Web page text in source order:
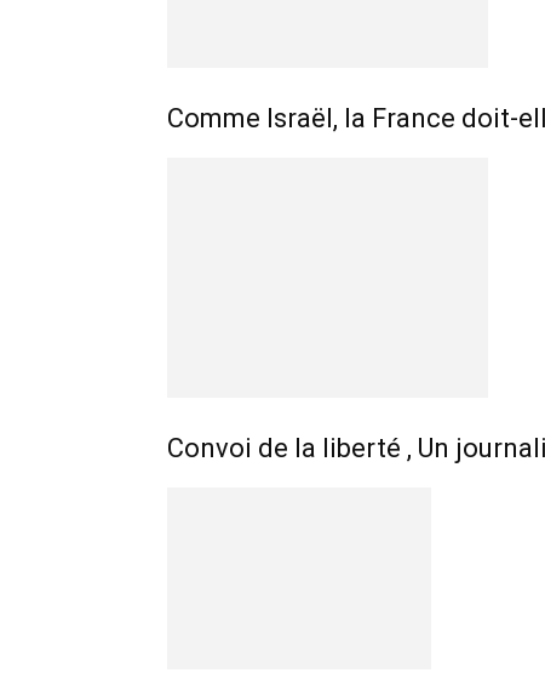
Comme Israël, la France doit-
Convoi de la liberté , Un